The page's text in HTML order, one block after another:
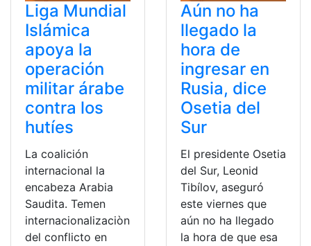
Liga Mundial
Islámica
apoya la
operación
militar árabe
contra los
hutíes
La coalición
internacional la
encabeza Arabia
Saudita. Temen
internacionalizaciòn
del conflicto en
Aún no ha
llegado la
hora de
ingresar en
Rusia, dice
Osetia del
Sur
El presidente Osetia
del Sur, Leonid
Tibílov, aseguró
este viernes que
aún no ha llegado
la hora de que esa